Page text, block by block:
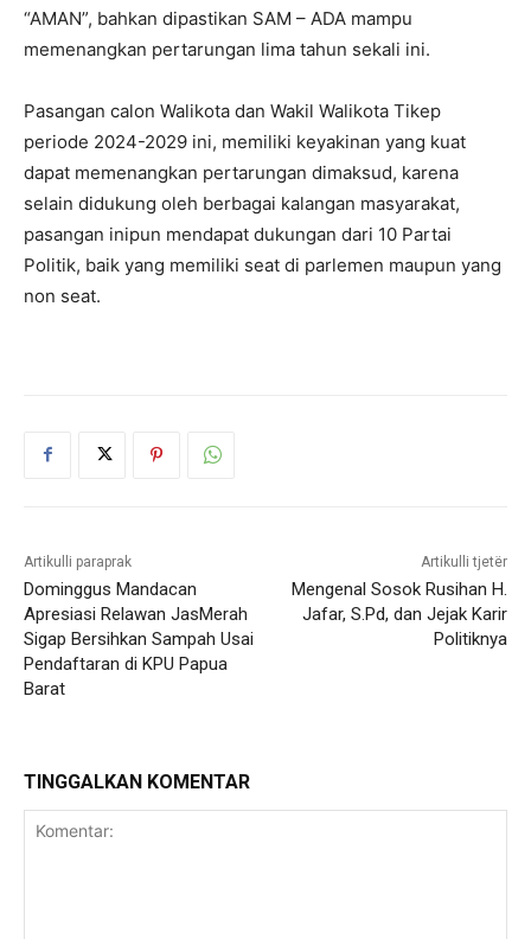
“AMAN”, bahkan dipastikan SAM – ADA mampu
memenangkan pertarungan lima tahun sekali ini.
Pasangan calon Walikota dan Wakil Walikota Tikep
periode 2024-2029 ini, memiliki keyakinan yang kuat
dapat memenangkan pertarungan dimaksud, karena
selain didukung oleh berbagai kalangan masyarakat,
pasangan inipun mendapat dukungan dari 10 Partai
Politik, baik yang memiliki seat di parlemen maupun yang
non seat.
Artikulli paraprak
Dominggus Mandacan
Apresiasi Relawan JasMerah
Sigap Bersihkan Sampah Usai
Pendaftaran di KPU Papua
Barat
Artikulli tjetër
Mengenal Sosok Rusihan H.
Jafar, S.Pd, dan Jejak Karir
Politiknya
TINGGALKAN KOMENTAR